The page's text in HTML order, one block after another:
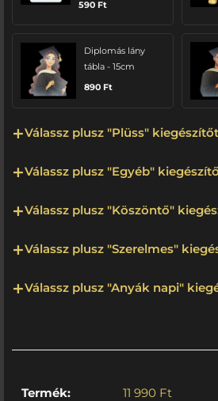
590 Ft
Diplomás lány
tábla - 15cm
890 Ft
Válassz plusz "Plüss"
Válassz plusz "Egyéb"
Válassz plusz "Köszöntő"
Válassz plusz "Szerelmes"
Válassz plusz "Anyák napi"
Termék: 11 990 Ft